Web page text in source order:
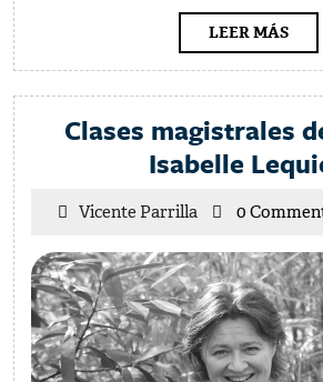
LEER MÁSLEER
MÁS
Clases magistrales
Isabelle
Vicente Parrilla Vicente
0